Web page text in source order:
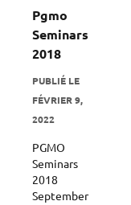
Pgmo
Seminars
2018
PUBLIÉ LE
FÉVRIER 9,
2022
PGMO
Seminars
2018
September